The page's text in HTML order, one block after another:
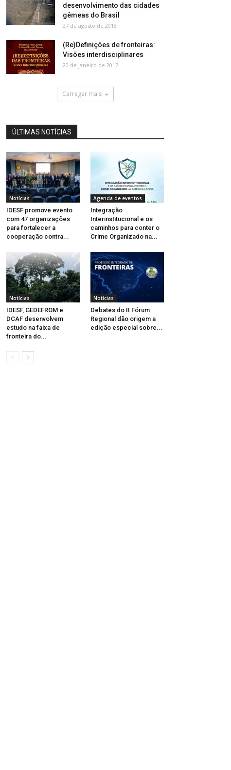
desenvolvimento das cidades
gêmeas do Brasil
27 de agosto de 2018
(Re)Definições de fronteiras:
Visões interdisciplinares
20 de janeiro de 2017
Carregar mais
ÚLTIMAS NOTÍCIAS
Notícias
IDESF promove evento
com 47 organizações
para fortalecer a
cooperação contra...
Agenda de eventos
Integração
Interinstitucional e os
caminhos para conter o
Crime Organizado na...
Notícias
IDESF, GEDEFROM e
DCAF desenvolvem
estudo na faixa de
fronteira do...
Notícias
Debates do II Fórum
Regional dão origem a
edição especial sobre...